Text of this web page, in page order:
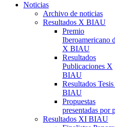
Noticias
Archivo de noticias
Resultados X BIAU
Premio
Iberoamericano
X BIAU
Resultados
Publicaciones X
BIAU
Resultados
BIAU
Propuestas
presentadas por
Resultados XI BIAU